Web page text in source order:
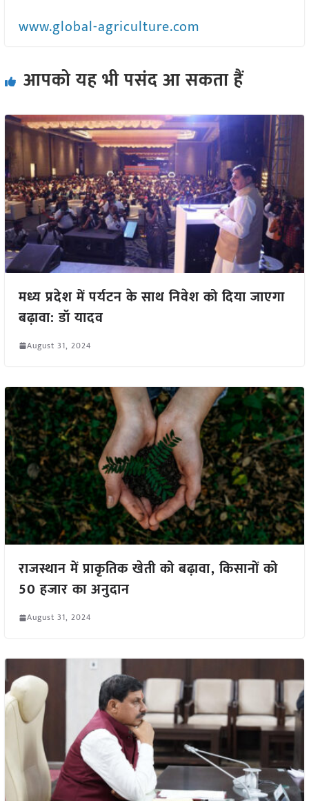
www.global-agriculture.com
आपको यह भी पसंद आ सकता हैं
मध्य प्रदेश में पर्यटन के साथ निवेश को दिया जाएगा
बढ़ावा: डॉ यादव
August 31, 2024
राजस्थान में प्राकृतिक खेती को बढ़ावा, किसानों को
50 हजार का अनुदान
August 31, 2024